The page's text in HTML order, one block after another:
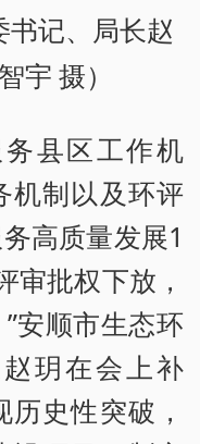
书记、局长赵
宇 摄）
县区工作机
机制以及环评
高质量发展1
审批权下放，
安顺市生态环
玥在会上补
史性突破，